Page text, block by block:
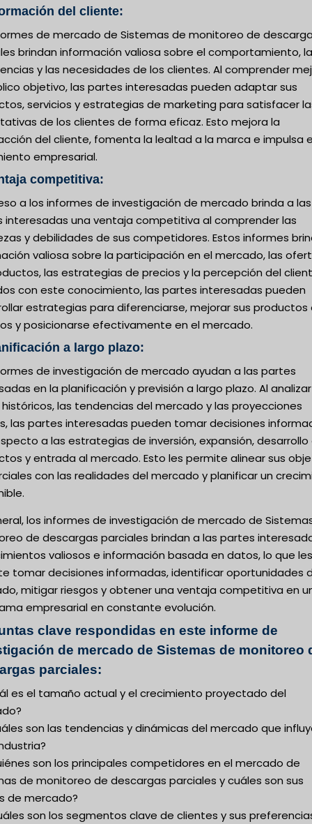
del cliente:
de mercado de Sistemas de monitoreo de
brindan información valiosa sobre el comportamiento,
y las necesidades de los clientes. Al comprender
objetivo, las partes interesadas pueden adaptar sus
servicios y estrategias de marketing para satisfacer
de los clientes de forma eficaz. Esto mejora la
del cliente, fomenta la lealtad a la marca e impulsa
empresarial.
competitiva:
a los informes de investigación de mercado brinda a las
interesadas una ventaja competitiva al comprender las
y debilidades de sus competidores. Estos informes
valiosa sobre la participación en el mercado, las
las estrategias de precios y la percepción del
con este conocimiento, las partes interesadas pueden
estrategias para diferenciarse, mejorar sus productos
y posicionarse efectivamente en el mercado.
a largo plazo:
de investigación de mercado ayudan a las partes
en la planificación y previsión a largo plazo. Al
las tendencias del mercado y las proyecciones
las partes interesadas pueden tomar decisiones
a las estrategias de inversión, expansión, desarrollo
y entrada al mercado. Esto les permite alinear sus
con las realidades del mercado y planificar un
los informes de investigación de mercado de
de descargas parciales brindan a las partes
valiosos e información basada en datos, lo que les
tomar decisiones informadas, identificar oportunidades
mitigar riesgos y obtener una ventaja competitiva en
empresarial en constante evolución.
clave respondidas en este informe de
de mercado de Sistemas de monitoreo
parciales:
es el tamaño actual y el crecimiento proyectado del
son las tendencias y dinámicas del mercado que
son los principales competidores en el mercado de
de monitoreo de descargas parciales y cuáles son sus
de mercado?
son los segmentos clave de clientes y sus